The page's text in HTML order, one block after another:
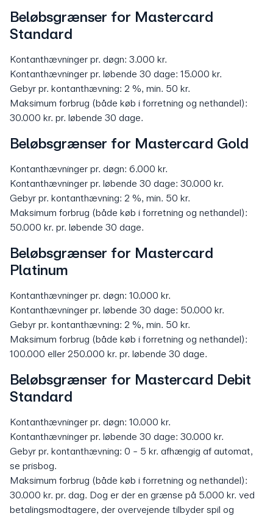
Beløbsgrænser for Mastercard
Standard
Kontanthævninger pr. døgn: 3.000 kr.
Kontanthævninger pr. løbende 30 dage: 15.000 kr.
Gebyr pr. kontanthævning: 2 %, min. 50 kr.
Maksimum forbrug (både køb i forretning og nethandel):
30.000 kr. pr. løbende 30 dage.
Beløbsgrænser for Mastercard Gold
Kontanthævninger pr. døgn: 6.000 kr.
Kontanthævninger pr. løbende 30 dage: 30.000 kr.
Gebyr pr. kontanthævning: 2 %, min. 50 kr.
Maksimum forbrug (både køb i forretning og nethandel):
50.000 kr. pr. løbende 30 dage.
Beløbsgrænser for Mastercard
Platinum
Kontanthævninger pr. døgn: 10.000 kr.
Kontanthævninger pr. løbende 30 dage: 50.000 kr.
Gebyr pr. kontanthævning: 2 %, min. 50 kr.
Maksimum forbrug (både køb i forretning og nethandel):
100.000 eller 250.000 kr. pr. løbende 30 dage.
Beløbsgrænser for Mastercard Debit
Standard
Kontanthævninger pr. døgn: 10.000 kr.
Kontanthævninger pr. løbende 30 dage: 30.000 kr.
Gebyr pr. kontanthævning: 0 - 5 kr. afhængig af automat,
se prisbog.
Maksimum forbrug (både køb i forretning og nethandel):
30.000 kr. pr. dag. Dog er der en grænse på 5.000 kr. ved
betalingsmodtagere, der overvejende tilbyder spil og